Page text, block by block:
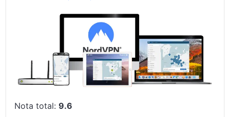
Nota total:9.6